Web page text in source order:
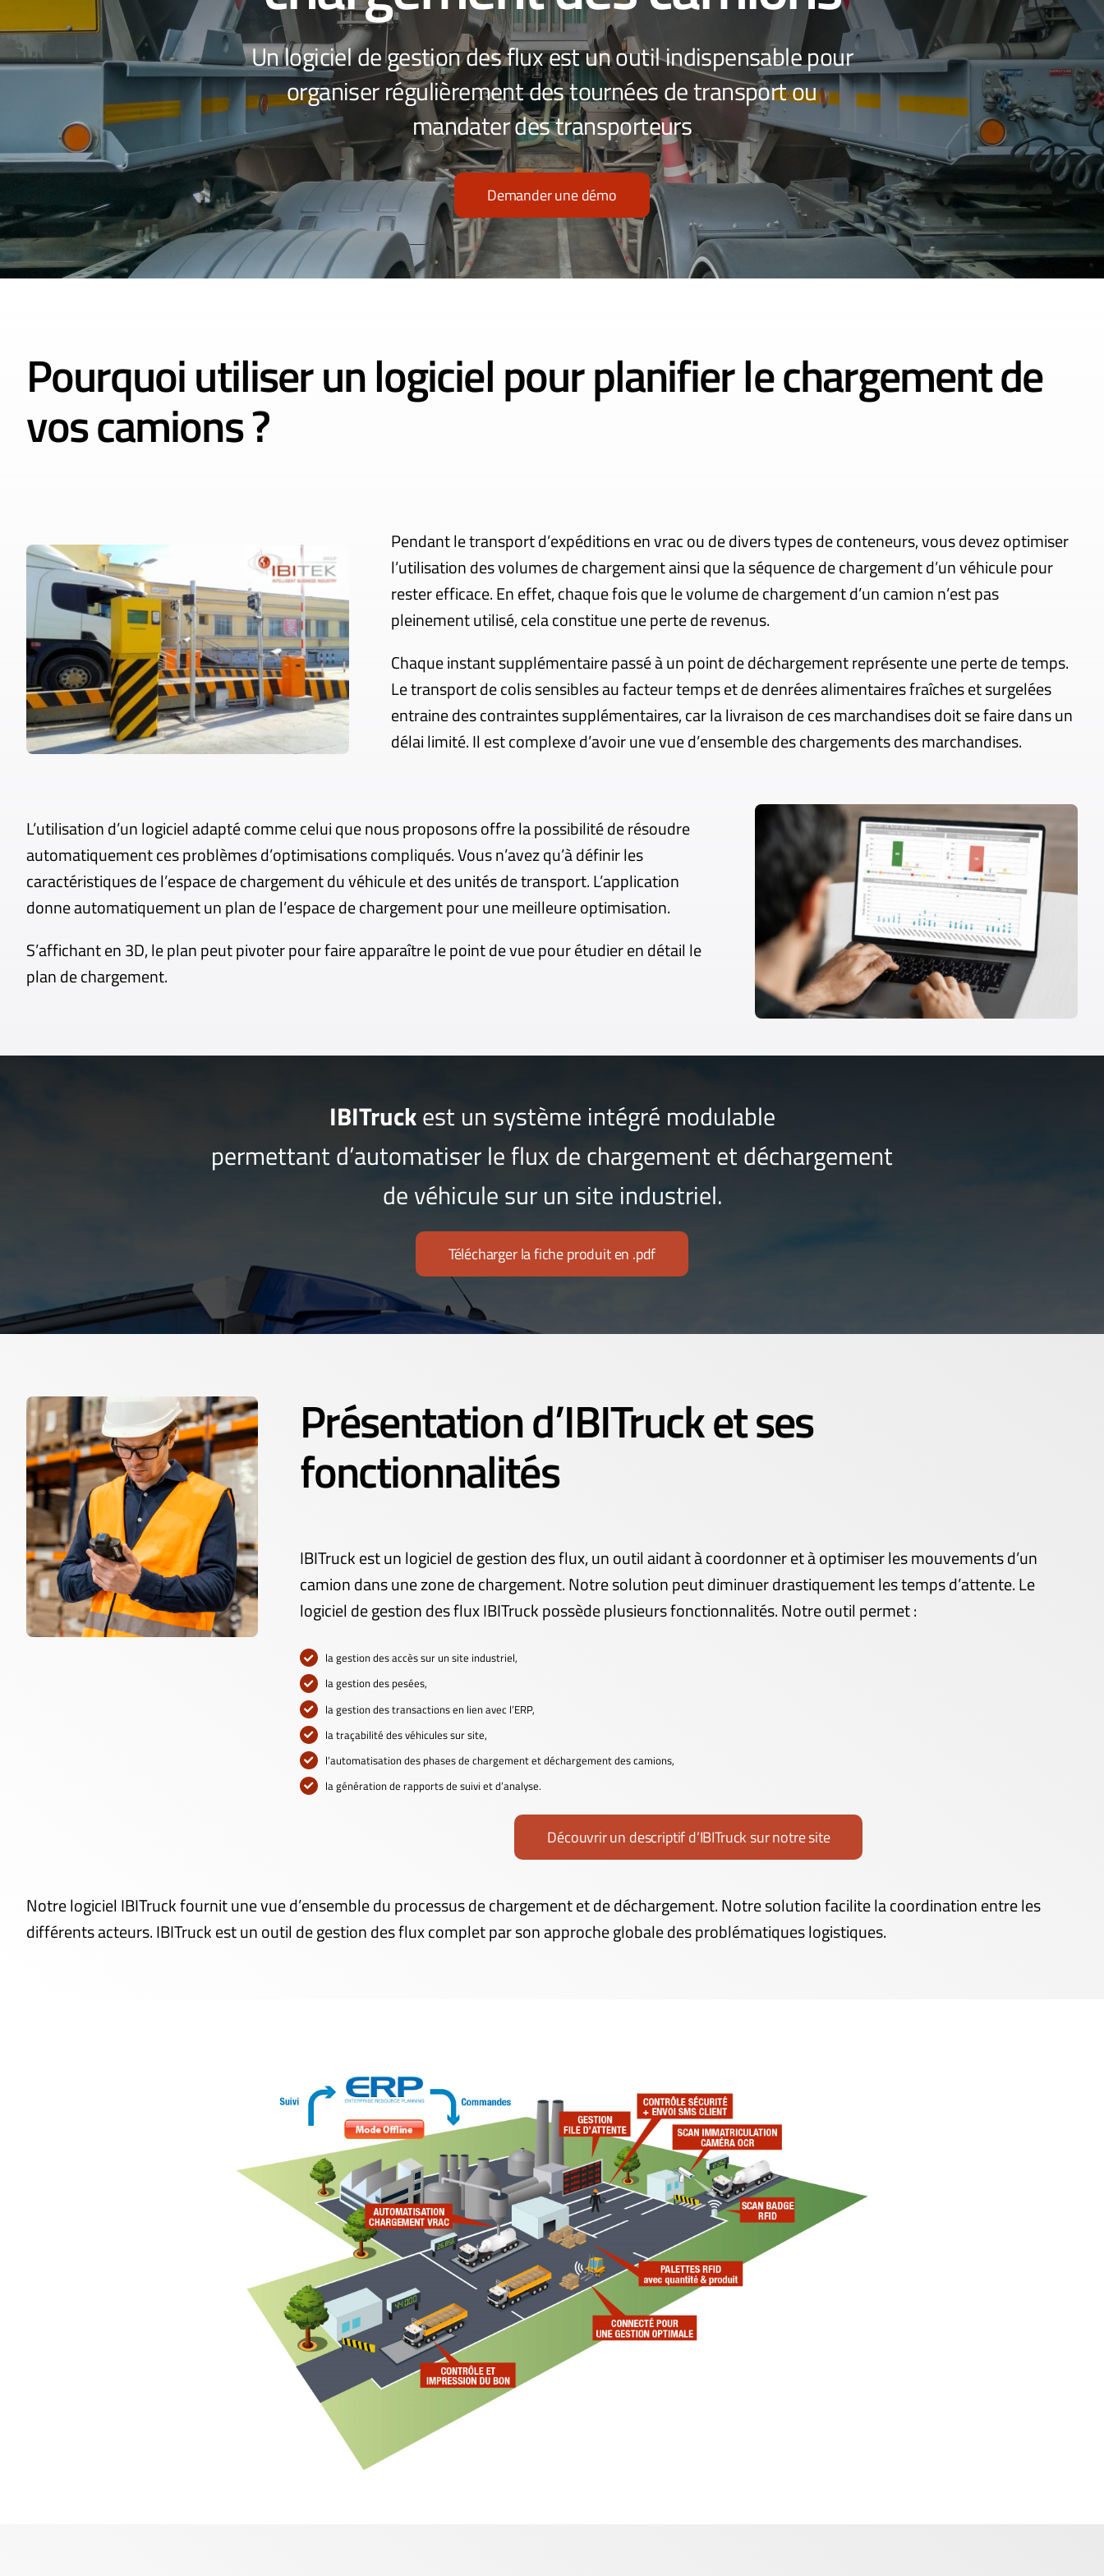
Un logiciel de gestion des flux est un outil indispensable pour
organiser régulièrement des tournées de transport ou
mandater des transporteurs
Demander une démo
Pourquoi utiliser un logiciel pour planifier le chargement de
vos camions ?
Pendant le transport d’expéditions en vrac ou de divers types de conteneurs, vous devez optimiser
l’utilisation des volumes de chargement ainsi que la séquence de chargement d’un véhicule pour
rester efficace. En effet, chaque fois que le volume de chargement d’un camion n’est pas
pleinement utilisé, cela constitue une perte de revenus.
Chaque instant supplémentaire passé à un point de déchargement représente une perte de temps.
Le transport de colis sensibles au facteur temps et de denrées alimentaires fraîches et surgelées
entraine des contraintes supplémentaires, car la livraison de ces marchandises doit se faire dans un
délai limité. Il est complexe d’avoir une vue d’ensemble des chargements des marchandises.
L’utilisation d’un logiciel adapté comme celui que nous proposons offre la possibilité de résoudre
automatiquement ces problèmes d’optimisations compliqués. Vous n’avez qu’à définir les
caractéristiques de l’espace de chargement du véhicule et des unités de transport. L’application
donne automatiquement un plan de l’espace de chargement pour une meilleure optimisation.
S’affichant en 3D, le plan peut pivoter pour faire apparaître le point de vue pour étudier en détail le
plan de chargement.
IBITruckest un système intégré modulable
permettant d’automatiser le flux de chargement et déchargement
de véhicule sur un site industriel.
Télécharger la fiche produit en .pdf
Présentation d’IBITruck et ses
fonctionnalités
IBITruck est un logiciel de gestion des flux, un outil aidant à coordonner et à optimiser les mouvements d’un
camion dans une zone de chargement. Notre solution peut diminuer drastiquement les temps d’attente. Le
logiciel de gestion des fluxIBITruck possède plusieurs fonctionnalités. Notre outil permet :
la gestion des accès sur un site industriel,
la gestion des pesées,
la gestion des transactions en lien avec l’ERP,
la traçabilité des véhicules sur site,
l’automatisation des phases de chargement et déchargement des camions,
la génération de rapports de suivi et d’analyse.
Découvrir un descriptif d’IBITruck sur notre site
Notre logiciel IBITruck fournit une vue d’ensemble du processus de chargement et de déchargement. Notre solution facilite la coordination entre les
différents acteurs. IBITruck est un outil de gestion des flux complet par son approche globale des problématiques logistiques.